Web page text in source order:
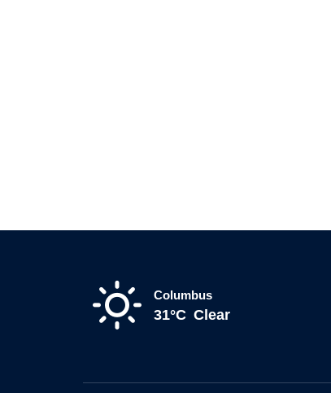
Columbus
31°C Clear